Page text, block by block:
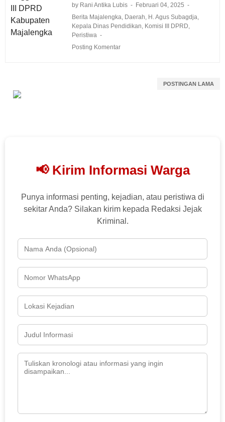
by Rani Antika Lubis
Februari 04, 2025
Berita Majalengka Daerah H. Agus Subagdja
Kepala Dinas Pendidikan Komisi III DPRD
Peristiwa
Posting Komentar
POSTINGAN LAMA
📢 Kirim Informasi Warga
Punya informasi penting, kejadian, atau peristiwa di
sekitar Anda? Silakan kirim kepada Redaksi Jejak
Kriminal.